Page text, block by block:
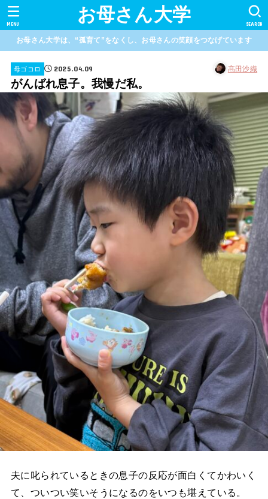
お母さん大学 SEARCH
MENU
お母さん大学は、“孤育て”をなくし、お母さんの笑顔をつなげています
母ゴコロ 2025.04.09 髙田沙織
がんばれ息子。我慢だ私。
夫に叱られているときの息子の反応が面白くてかわいく
て、ついつい笑いそうになるのをいつも堪えている。